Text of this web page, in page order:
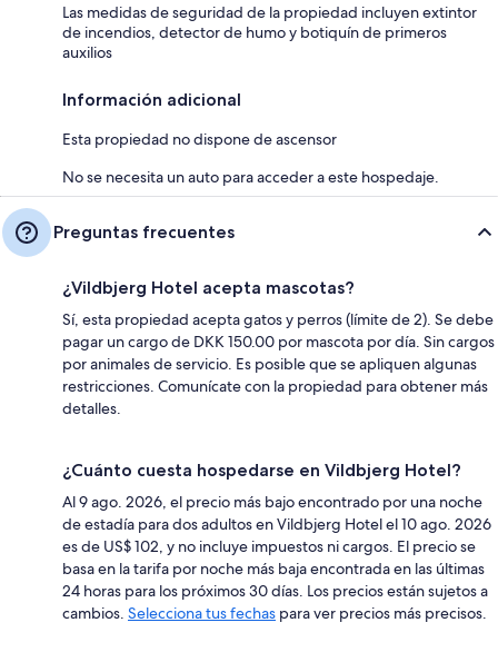
Las medidas de seguridad de la propiedad incluyen extintor
de incendios, detector de humo y botiquín de primeros
auxilios
Información adicional
Esta propiedad no dispone de ascensor
No se necesita un auto para acceder a este hospedaje.
Preguntas frecuentes
¿Vildbjerg Hotel acepta mascotas?
Sí, esta propiedad acepta gatos y perros (límite de 2). Se debe
pagar un cargo de DKK 150.00 por mascota por día. Sin cargos
por animales de servicio. Es posible que se apliquen algunas
restricciones. Comunícate con la propiedad para obtener más
detalles.
¿Cuánto cuesta hospedarse en Vildbjerg Hotel?
Al 9 ago. 2026, el precio más bajo encontrado por una noche
de estadía para dos adultos en Vildbjerg Hotel el 10 ago. 2026
es de US$ 102, y no incluye impuestos ni cargos. El precio se
basa en la tarifa por noche más baja encontrada en las últimas
24 horas para los próximos 30 días. Los precios están sujetos a
cambios. Selecciona tus fechas para ver precios más precisos.